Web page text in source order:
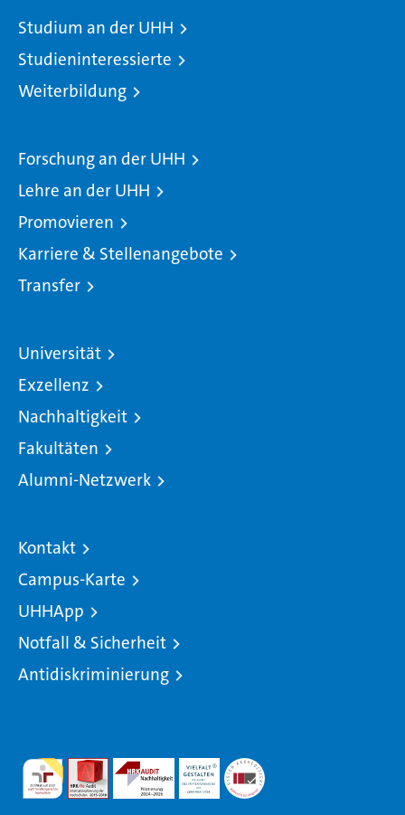
Studium an der UHH
Studieninteressierte
Weiterbildung
Forschung an der UHH
Lehre an der UHH
Promovieren
Karriere & Stellenangebote
Transfer
Universität
Exzellenz
Nachhaltigkeit
Fakultäten
Alumni-Netzwerk
Kontakt
Campus-Karte
UHHApp
Notfall & Sicherheit
Antidiskriminierung